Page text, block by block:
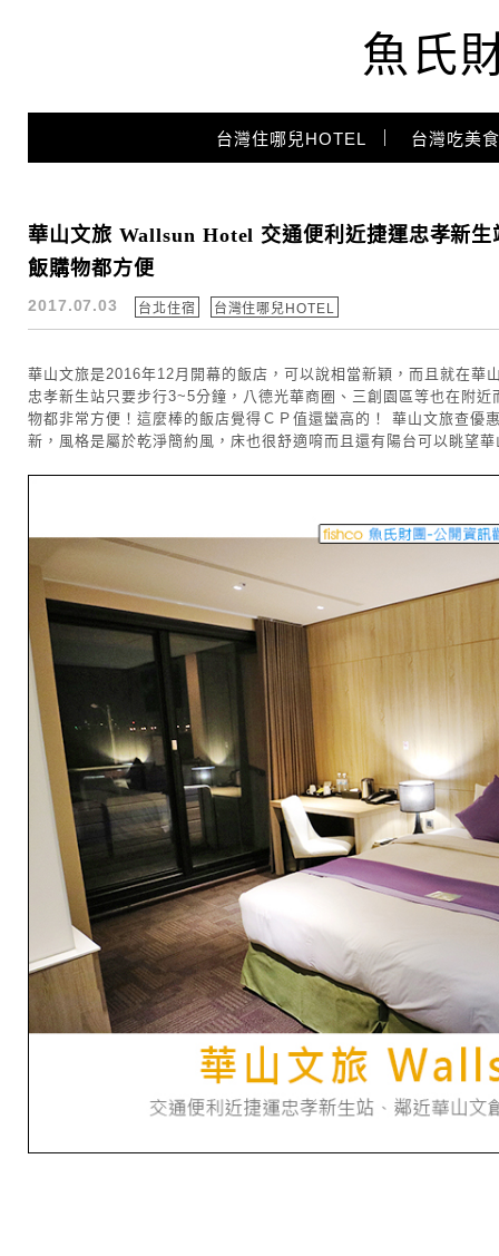
魚氏
台灣住哪兒HOTEL 台灣吃美
景觀飯店
華山文旅 Wallsun Hotel 交通便利近捷運忠孝新
飯購物都方便
2017.07.03 台北住宿 台灣住哪兒HOTEL
華山文旅是2016年12月開幕的飯店，可以說相當新穎，而且就在華
忠孝新生站只要步行3~5分鐘，八德光華商圈、三創園區等也在附
物都非常方便！這麼棒的飯店覺得ＣＰ值還蠻高的！ 華山文旅查優
新，風格是屬於乾淨簡約風，床也很舒適唷而且還有陽台可以眺望